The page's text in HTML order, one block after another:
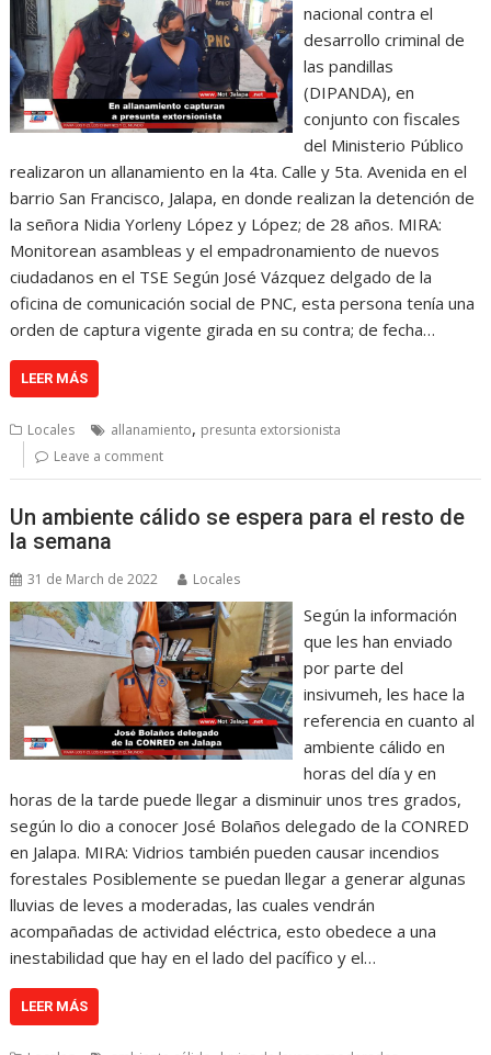
nacional contra el
desarrollo criminal de
las pandillas
(DIPANDA), en
conjunto con fiscales
del Ministerio Público
realizaron un allanamiento en la 4ta. Calle y 5ta. Avenida en el
barrio San Francisco, Jalapa, en donde realizan la detención de
la señora Nidia Yorleny López y López; de 28 años. MIRA:
Monitorean asambleas y el empadronamiento de nuevos
ciudadanos en el TSE Según José Vázquez delgado de la
oficina de comunicación social de PNC, esta persona tenía una
orden de captura vigente girada en su contra; de fecha…
LEER MÁS
Locales allanamiento, presunta extorsionista
Leave a comment
Un ambiente cálido se espera para el resto de
la semana
31 de March de 2022 Locales
Según la información
que les han enviado
por parte del
insivumeh, les hace la
referencia en cuanto al
ambiente cálido en
horas del día y en
horas de la tarde puede llegar a disminuir unos tres grados,
según lo dio a conocer José Bolaños delegado de la CONRED
en Jalapa. MIRA: Vidrios también pueden causar incendios
forestales Posiblemente se puedan llegar a generar algunas
lluvias de leves a moderadas, las cuales vendrán
acompañadas de actividad eléctrica, esto obedece a una
inestabilidad que hay en el lado del pacífico y el…
LEER MÁS